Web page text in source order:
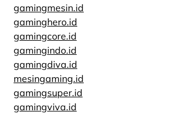
gamingmesin.id
gaminghero.id
gamingcore.id
gamingindo.id
gamingdiva.id
mesingaming.id
gamingsuper.id
gamingviva.id